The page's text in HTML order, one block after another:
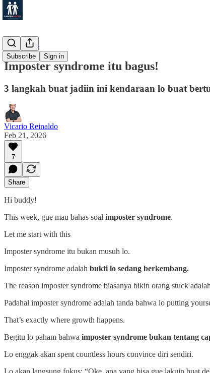
Subscribe Sign in
Leadership
Imposter syndrome itu bagus!
3 langkah buat jadiin ini kendaraan lo buat
Vicario Reinaldo
Feb 21, 2026
7
Share
Hi buddy!
This week, gue mau bahas soal imposter syndrome.
Let me start with this
Imposter syndrome itu bukan musuh lo.
Imposter syndrome adalah bukti lo sedang berkembang.
The reason imposter syndrome biasanya bikin orang stuck
Padahal imposter syndrome adalah tanda bahwa lo putting
That’s exactly where growth happens.
Begitu lo paham bahwa imposter syndrome bukan tentang
Lo enggak akan spent countless hours convince diri sendiri.
Lo akan langsung fokus: “Oke, apa yang bisa gue lakuin buat